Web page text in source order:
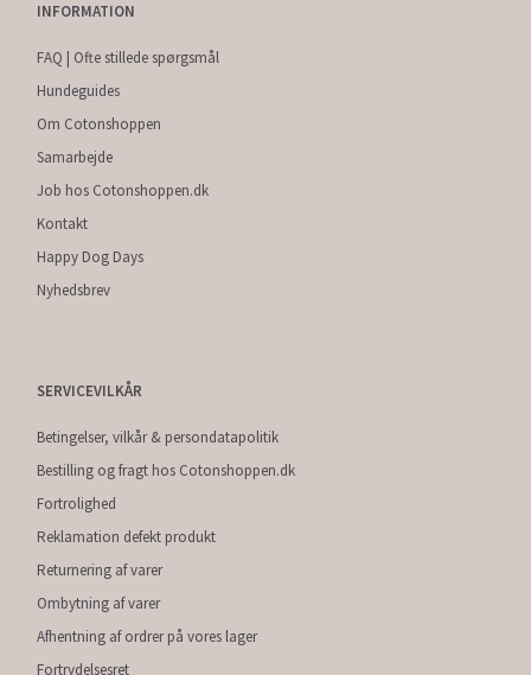
INFORMATION
FAQ | Ofte stillede spørgsmål
Hundeguides
Om Cotonshoppen
Samarbejde
Job hos Cotonshoppen.dk
Kontakt
Happy Dog Days
Nyhedsbrev
SERVICEVILKÅR
Betingelser, vilkår & persondatapolitik
Bestilling og fragt hos Cotonshoppen.dk
Fortrolighed
Reklamation defekt produkt
Returnering af varer
Ombytning af varer
Afhentning af ordrer på vores lager
Fortrydelsesret